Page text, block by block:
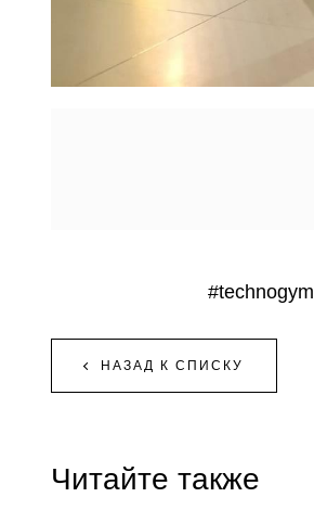
#technogym
НАЗАД К СПИСКУ
Читайте также